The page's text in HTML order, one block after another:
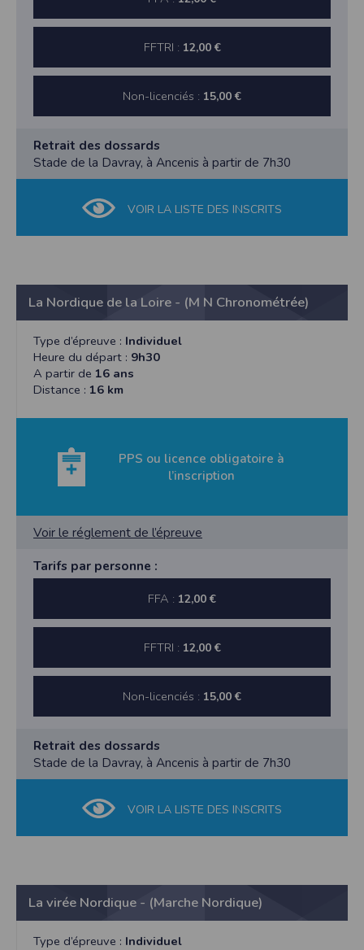
FFTRI : 12,00 €
Non-licenciés : 15,00 €
Retrait des dossards
Stade de la Davray, à Ancenis à partir de 7h30
VOIR LA LISTE DES INSCRITS
La Nordique de la Loire - (M N Chronométrée)
Type d’épreuve : Individuel
Heure du départ : 9h30
A partir de 16 ans
Distance : 16 km
PPS ou licence obligatoire à
l’inscription
Voir le réglement de l’épreuve
Tarifs par personne :
FFA : 12,00 €
FFTRI : 12,00 €
Non-licenciés : 15,00 €
Retrait des dossards
Stade de la Davray, à Ancenis à partir de 7h30
VOIR LA LISTE DES INSCRITS
La virée Nordique - (Marche Nordique)
Type d’épreuve : Individuel